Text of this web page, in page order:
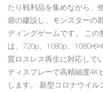
たり戦利品を集めながら、
砦の建設し、モンスターの
ディングゲームです。 こ
は、720p、1080p、1080i
質ロスレス再生に対応して
ディスプレーで高精細度4K
します。 新型コロナウイ